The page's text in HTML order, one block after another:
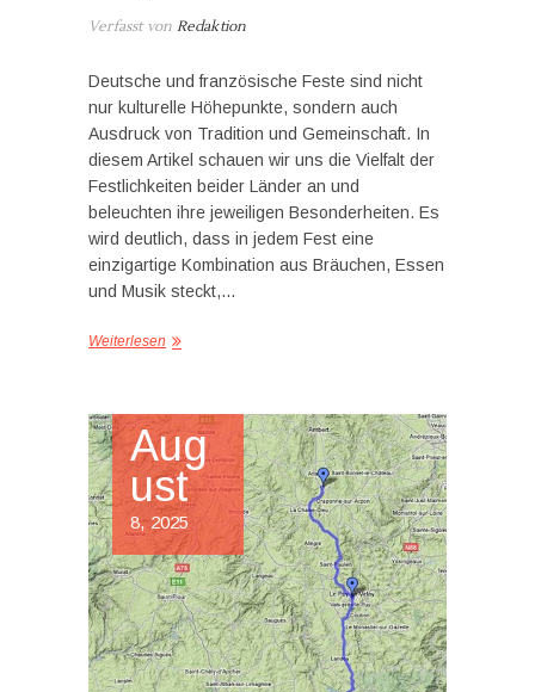
Verfasst von Redaktion
Deutsche und französische Feste sind nicht
nur kulturelle Höhepunkte, sondern auch
Ausdruck von Tradition und Gemeinschaft. In
diesem Artikel schauen wir uns die Vielfalt der
Festlichkeiten beider Länder an und
beleuchten ihre jeweiligen Besonderheiten. Es
wird deutlich, dass in jedem Fest eine
einzigartige Kombination aus Bräuchen, Essen
und Musik steckt,…
Weiterlesen
Aug
ust
8, 2025